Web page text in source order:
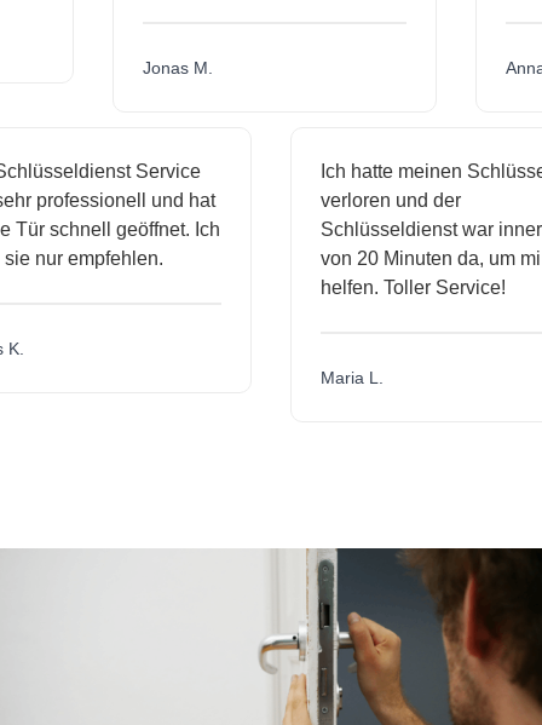
Jonas M.
Service
professionell und hat
schnell geöffnet. Ich
nur empfehlen.
Ich hatte meinen Schlüssel
verloren und der
Schlüsseldienst war
von 20 Minuten da, um mir
helfen. Toller Service!
Maria L.